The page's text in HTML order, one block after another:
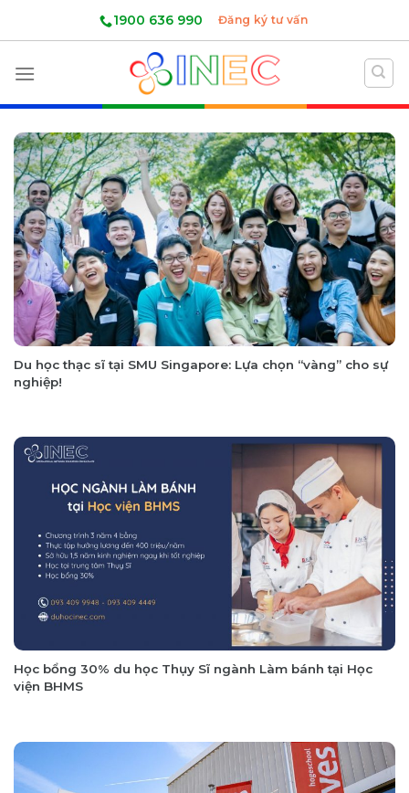
1900 636 990 Đăng ký tư vấn
Du học thạc sĩ tại SMU Singapore: Lựa chọn “vàng” cho sự
nghiệp!
Học bổng 30% du học Thụy Sĩ ngành Làm bánh tại Học
viện BHMS